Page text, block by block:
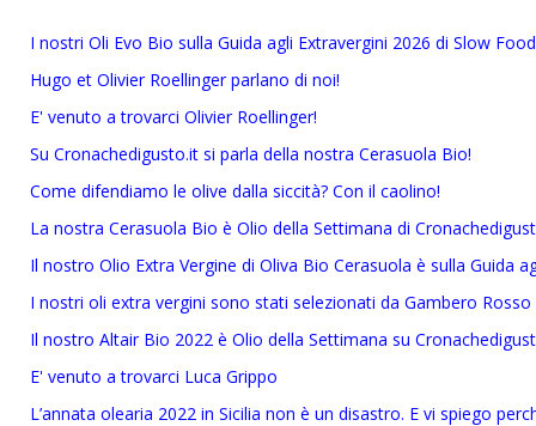
I nostri Oli Evo Bio sulla Guida agli Extravergini 2026 di Slow
Hugo et Olivier Roellinger parlano di noi!
E' venuto a trovarci Olivier Roellinger!
Su Cronachedigusto.it si parla della nostra Cerasuola Bio!
Come difendiamo le olive dalla siccità? Con il caolino!
La nostra Cerasuola Bio è Olio della Settimana di
Il nostro Olio Extra Vergine di Oliva Bio Cerasuola è sulla Guida
I nostri oli extra vergini sono stati selezionati da Gambero Rosso
Il nostro Altair Bio 2022 è Olio della Settimana su
E' venuto a trovarci Luca Grippo
L’annata olearia 2022 in Sicilia non è un disastro. E vi spiego